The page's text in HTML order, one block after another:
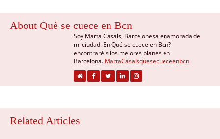
About Qué se cuece en Bcn
Soy Marta Casals, Barcelonesa enamorada de
mi ciudad. En Qué se cuece en Bcn?
encontraréis los mejores planes en
Barcelona. MartaCasalsquesecueceenbcn
Related Articles